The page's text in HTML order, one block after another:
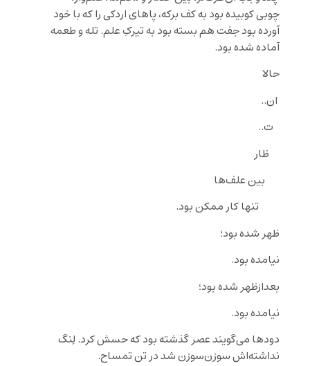
چوبی کوبیده بود به کف برکه، پاهای اردکی را که با خود
آورده بود جفت هم بسته بود به تیرکِ علم. تله و طعمه
آماده شده بود.
حالا
ان..
ت..
ظار
بین علف‌ها
تنها کار ممکن بود.
ظهر شده بود؛
نیامده بود.
بعدازظهر شده بود؛
نیامده بود.
دودها می‌گویند عصر گذشته بود که حسش کرد. لِنگ
نداشته‌اش سوزن‌سوزن شد در تن تمساح.